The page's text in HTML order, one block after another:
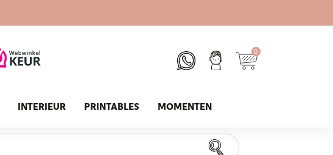
0
INTERIEUR PRINTABLES MOMENTEN